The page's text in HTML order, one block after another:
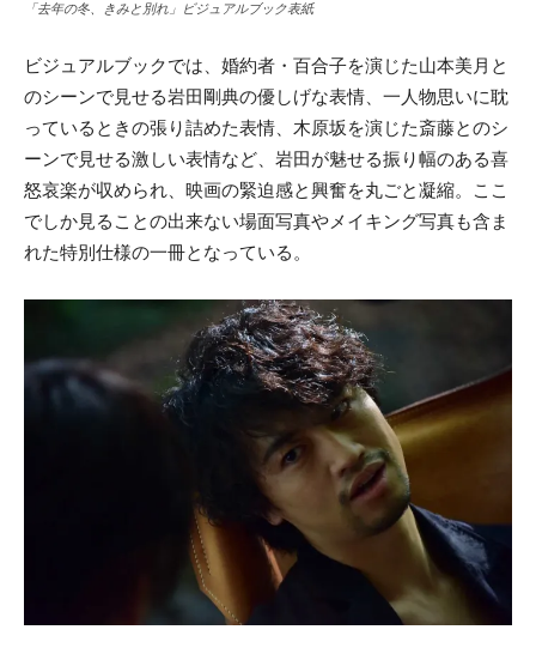
「去年の冬、きみと別れ」ビジュアルブック表紙
ビジュアルブックでは、婚約者・百合子を演じた山本美月と
のシーンで見せる岩田剛典の優しげな表情、一人物思いに耽
っているときの張り詰めた表情、木原坂を演じた斎藤とのシ
ーンで見せる激しい表情など、岩田が魅せる振り幅のある喜
怒哀楽が収められ、映画の緊迫感と興奮を丸ごと凝縮。ここ
でしか見ることの出来ない場面写真やメイキング写真も含ま
れた特別仕様の一冊となっている。